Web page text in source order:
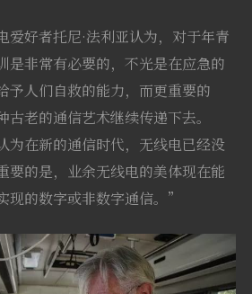
爱好者托尼·法利亚认为，对于年青
是非常有必要的，不光是在应急的
予人们自救的能力，而更重要的
老的通信艺术继续传递下去。
为在新的通信时代，无线电已经没
要的是，业余无线电的美体现在能
现的数字或非数字通信。”